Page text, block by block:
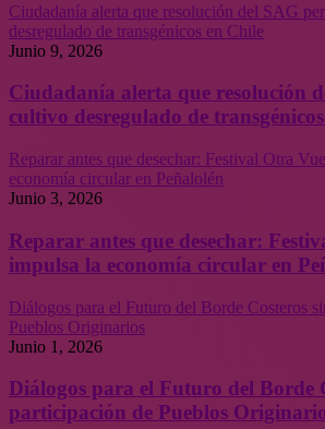
Ciudadanía alerta que resolución del SAG
desregulado de transgénicos en Chile
Junio 9, 2026
Ciudadanía alerta que resolución
cultivo desregulado de
Reparar antes que desechar: Festival Otra
economía circular en Peñalolén
Junio 3, 2026
Reparar antes que desechar:
impulsa la economía circular en
Diálogos para el Futuro del Borde Costeros
Pueblos Originarios
Junio 1, 2026
Diálogos para el Futuro del Borde
participación de Pueblos